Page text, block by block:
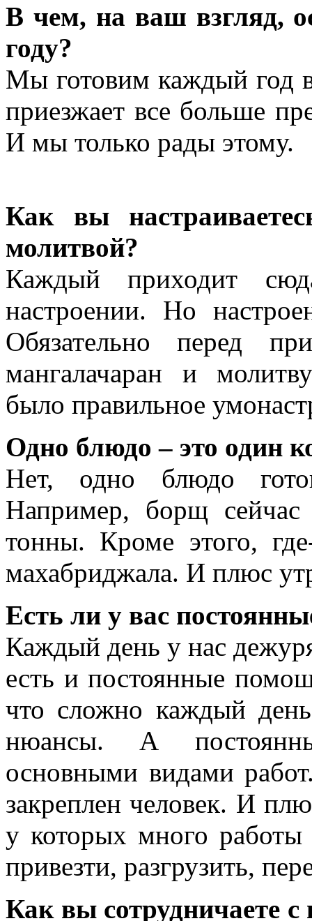
В чем, на ваш взгляд,
году?
Мы готовим каждый год
приезжает все больше
И мы только рады этому.
Как вы
молитвой?
Каждый приходит
настроении. Но
Обязательно перед
мангалачаран и
было правильное
Одно блюдо – это один
Нет, одно блюдо
Например, борщ
тонны. Кроме этого,
махабриджала. И плюс
Есть ли у вас
Каждый день у нас
есть и постоянные
что сложно каждый
нюансы. А
основными видами
закреплен человек. И
у которых много работы
привезти, разгрузить,
Как вы сотрудничаете